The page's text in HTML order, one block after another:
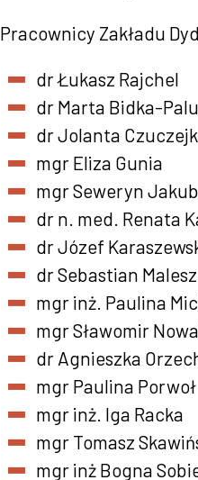
Pracownicy Zakładu
dr Łukasz Rajchel
dr Marta Bidka-
dr Jolanta
mgr Eliza Gunia
mgr Seweryn
dr n. med. Renata
dr Józef
dr Sebastian
mgr inż. Paulina
mgr Sławomir
dr Agnieszka
mgr Paulina Porwoł
mgr inż. Iga Racka
mgr Tomasz
mgr inż Bogna